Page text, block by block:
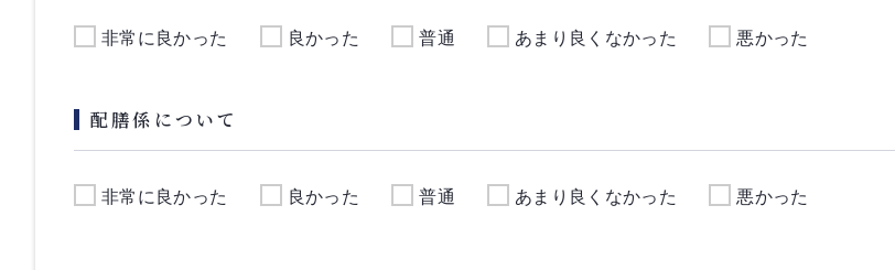
非常に良かった 良かった 普通 あまり良くなかった 悪かった
配膳係について
非常に良かった 良かった 普通 あまり良くなかった 悪かった